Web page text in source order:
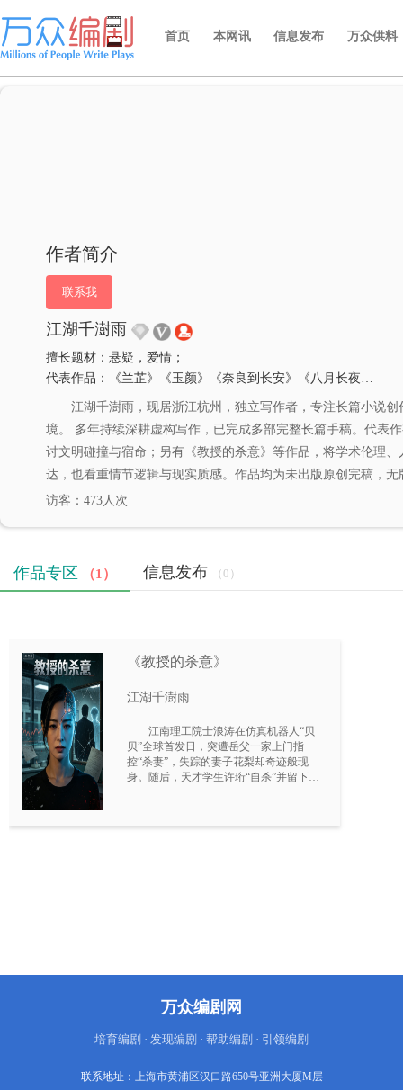
首页 本网讯 信息发布 万众供料
作者简介
联系我
江湖千澍雨
擅长题材：悬疑，爱情；
代表作品：《兰芷》《玉颜》《奈良到长安》《八月长夜…
江湖千澍雨，现居浙江杭州，独立写作者，专注长篇小说
境。 多年持续深耕虚构写作，已完成多部完整长篇手稿。代表
讨文明碰撞与宿命；另有《教授的杀意》等作品，将学术伦理
达，也看重情节逻辑与现实质感。作品均为未出版原创完稿，
访客：473人次
作品专区 （1） 信息发布 （0）
《教授的杀意》
江湖千澍雨
江南理工院士浪涛在仿真机器人“贝
贝”全球首发日，突遭岳父一家上门指
控“杀妻”，失踪的妻子花梨却奇迹般现
身。随后，天才学生许珩“自杀”并留下遗
有嫉妒、 爱与恨，人类是否还能掌控造物
高智商“局中局”复仇： 摒弃简单的暴力复
讼和心理战术层层设套。 从“假死脱
人”人性博弈： 没有绝对的好人。教授自
万众编剧网
培育编剧 · 发现编剧 · 帮助编剧 · 引领编剧
联系地址： 上海市黄浦区汉口路650号亚洲大厦M层